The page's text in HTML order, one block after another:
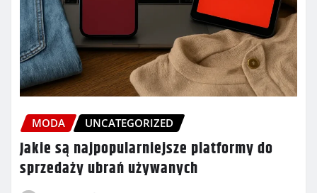
MODA UNCATEGORIZED
Jakie są najpopularniejsze platformy do
sprzedaży ubrań używanych